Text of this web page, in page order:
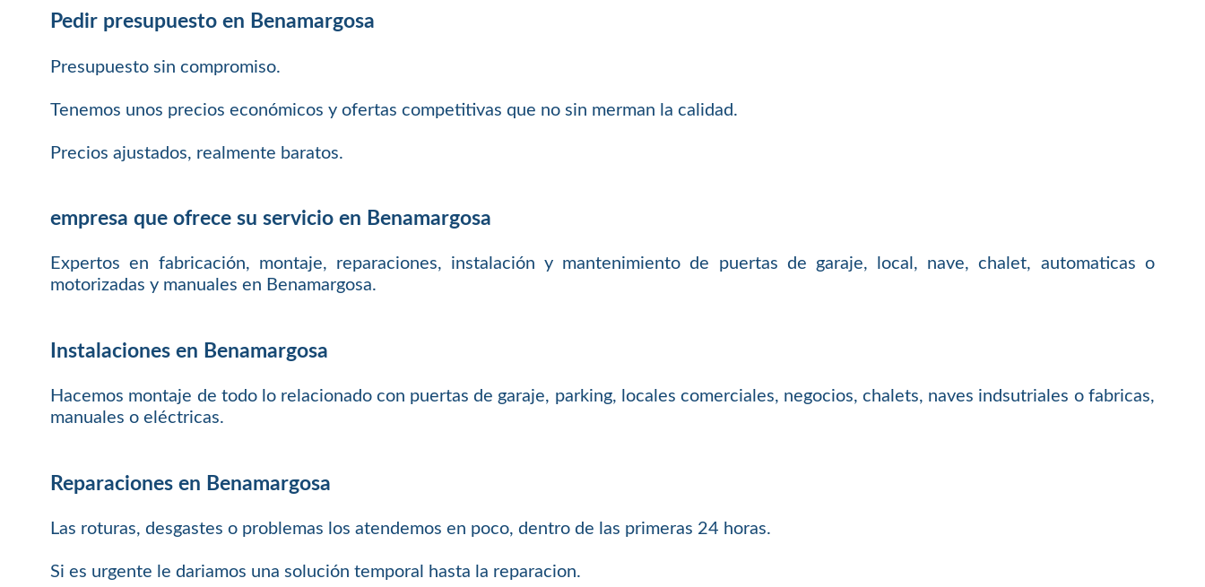
Pedir presupuesto en Benamargosa
Presupuesto sin compromiso.
Tenemos unos precios económicos y ofertas competitivas que no sin merman la calidad.
Precios ajustados, realmente baratos.
empresa que ofrece su servicio en Benamargosa
Expertos en fabricación, montaje, reparaciones, instalación y mantenimiento de puertas de garaje, local, nave, chalet, automaticas o
motorizadas y manuales en Benamargosa.
Instalaciones en Benamargosa
Hacemos montaje de todo lo relacionado con puertas de garaje, parking, locales comerciales, negocios, chalets, naves indsutriales o fabricas,
manuales o eléctricas.
Reparaciones en Benamargosa
Las roturas, desgastes o problemas los atendemos en poco, dentro de las primeras 24 horas.
Si es urgente le dariamos una solución temporal hasta la reparacion.